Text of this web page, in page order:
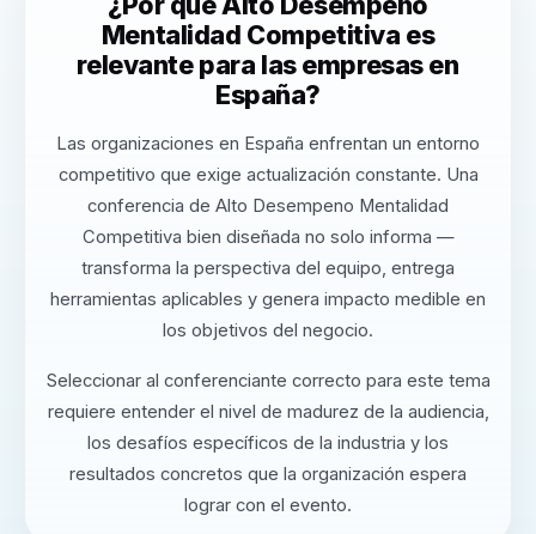
Mentalidad Competitiva es
relevante para las empresas en
España?
Las organizaciones en España enfrentan un entorno
competitivo que exige actualización constante. Una
conferencia de Alto Desempeno Mentalidad
Competitiva bien diseñada no solo informa —
transforma la perspectiva del equipo, entrega
herramientas aplicables y genera impacto medible en
los objetivos del negocio.
Seleccionar al conferenciante correcto para este tema
requiere entender el nivel de madurez de la audiencia,
los desafíos específicos de la industria y los
resultados concretos que la organización espera
lograr con el evento.